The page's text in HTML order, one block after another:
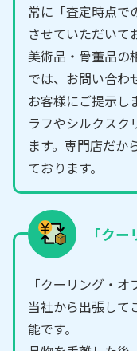
常に「査定時点で
させていただいて
美術品・骨董品の
では、お問い合わ
お客様にご提示し
ラフやシルクスク
ます。専門店だか
ております。
「ク
「クーリング・オ
当社から出張して
能です。